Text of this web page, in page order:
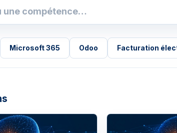
Microsoft 365 Odoo Facturation